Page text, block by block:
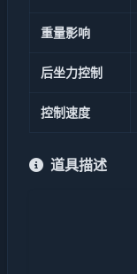
重量影响
后坐力控制
控制速度
道具描述